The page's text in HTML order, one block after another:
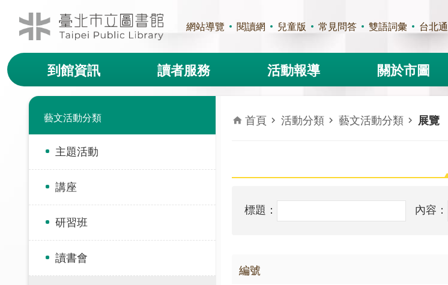
跳到主要內容區塊
網站導覽 閱讀網 兒童版 常見問答 雙語詞彙 台北通
到館資訊 讀者服務 活動報導 關於市圖
藝文活動分類
主題活動
講座
研習班
讀書會
首頁 活動分類 藝文活動分類 展覽
標題： 內容：
編號